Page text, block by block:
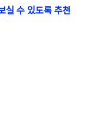
실 수 있도록 추천